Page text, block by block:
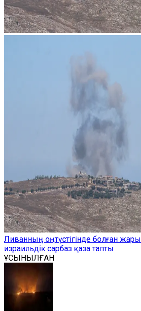
Ливанның оңтүстігінде болған
израильдік сарбаз қаза тапты
ҰСЫНЫЛҒАН